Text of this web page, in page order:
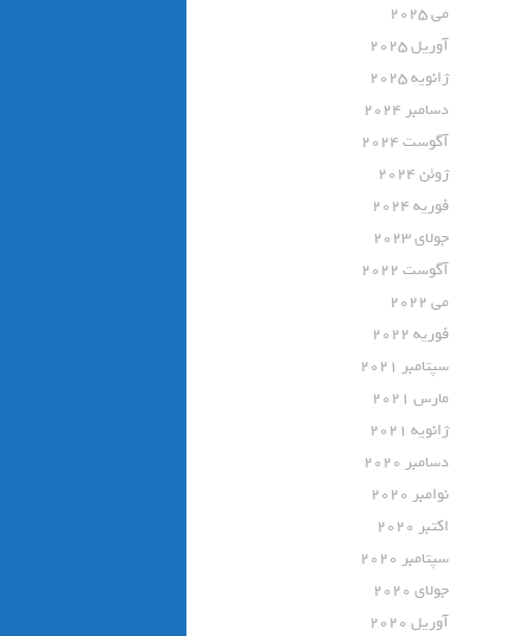
می 2025
آوریل 2025
ژانویه 2025
دسامبر 2024
آگوست 2024
ژوئن 2024
فوریه 2024
جولای 2023
آگوست 2022
می 2022
فوریه 2022
سپتامبر 2021
مارس 2021
ژانویه 2021
دسامبر 2020
نوامبر 2020
اکتبر 2020
سپتامبر 2020
جولای 2020
آوریل 2020